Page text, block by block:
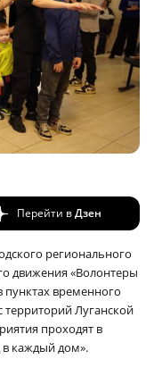
Перейти вДзен
регионального
движения «Волонтеры
временного
территорий Луганской
проходят в
в каждый дом».